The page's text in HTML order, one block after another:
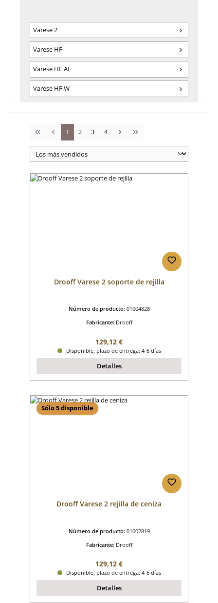
Varese 2
Varese HF
Varese HF AL
Varese HF W
Página
1 Página
2 Página
3 Página
4
Drooff Varese 2 soporte de rejilla
Número de producto: 01004828
Fabricante: Drooff
Precio normal:
129,12 €
Disponible, plazo de entrega: 4-6 días
Detalles
Sólo 5 disponible
Drooff Varese 2 rejilla de ceniza
Número de producto: 01002819
Fabricante: Drooff
Precio normal:
129,12 €
Disponible, plazo de entrega: 4-6 días
Detalles